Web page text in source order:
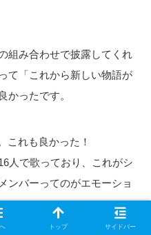
組み合わせで披露してくれ
て「これから新しい物語が
かったです。
これも良かった！
人で歌っており、これがシ
ンバーってのがエモーショ
トップ サイドバー